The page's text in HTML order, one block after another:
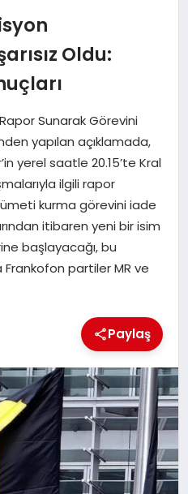
Oldu:
Sunarak Görevini
yapılan açıklamada,
yerel saatle 20.15’te Kral
ilgili rapor
kurma görevini iade
itibaren yeni bir isim
başlayacağı, bu
Frankofon partiler MR ve
Paylaş